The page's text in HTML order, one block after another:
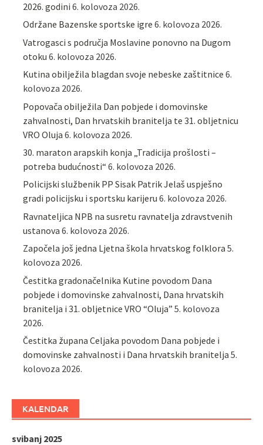
2026. godini 6. kolovoza 2026.
Održane Bazenske sportske igre 6. kolovoza 2026.
Vatrogasci s područja Moslavine ponovno na Dugom
otoku 6. kolovoza 2026.
Kutina obilježila blagdan svoje nebeske zaštitnice 6.
kolovoza 2026.
Popovača obilježila Dan pobjede i domovinske
zahvalnosti, Dan hrvatskih branitelja te 31. obljetnicu
VRO Oluja 6. kolovoza 2026.
30. maraton arapskih konja „Tradicija prošlosti –
potreba budućnosti“ 6. kolovoza 2026.
Policijski službenik PP Sisak Patrik Jelaš uspješno
gradi policijsku i sportsku karijeru 6. kolovoza 2026.
Ravnateljica NPB na susretu ravnatelja zdravstvenih
ustanova 6. kolovoza 2026.
Započela još jedna Ljetna škola hrvatskog folklora 5.
kolovoza 2026.
Čestitka gradonačelnika Kutine povodom Dana
pobjede i domovinske zahvalnosti, Dana hrvatskih
branitelja i 31. obljetnice VRO “Oluja” 5. kolovoza
2026.
Čestitka župana Celjaka povodom Dana pobjede i
domovinske zahvalnosti i Dana hrvatskih branitelja 5.
kolovoza 2026.
KALENDAR
svibanj 2025